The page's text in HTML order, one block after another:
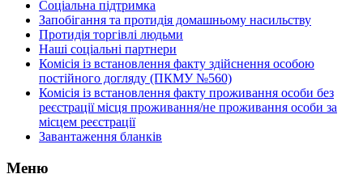
Соціальна підтримка
Запобігання та протидія домашньому насильству
Протидія торгівлі людьми
Наші соціальні партнери
Комісія із встановлення факту здійснення особою
постійного догляду (ПКМУ №560)
Комісія із встановлення факту проживання особи без
реєстрації місця проживання/не проживання особи за
місцем реєстрації
Завантаження бланків
Меню